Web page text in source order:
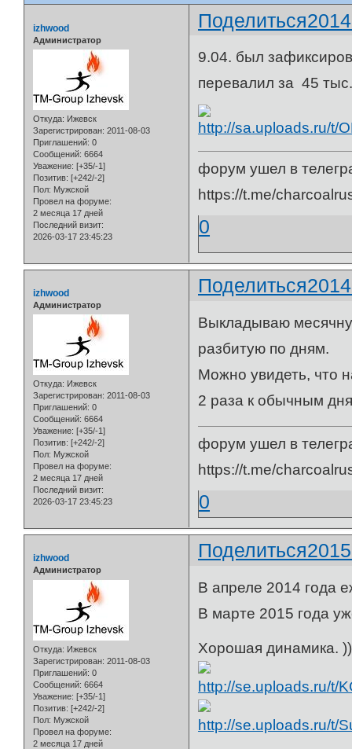
Поделиться
izhwood
Администратор
Откуда: Ижевск
Зарегистрирован: 2011-08-03
Приглашений: 0
Сообщений: 6664
Уважение: [+35/-1]
Позитив: [+242/-2]
Пол: Мужской
Провел на форуме:
2 месяца 17 дней
Последний визит:
2026-03-17 23:45:23
9.04. был
перевалил за 45
форум ушел в
https://t.me/
0
Поделиться
izhwood
Администратор
Откуда: Ижевск
Зарегистрирован: 2011-08-03
Приглашений: 0
Сообщений: 6664
Уважение: [+35/-1]
Позитив: [+242/-2]
Пол: Мужской
Провел на форуме:
2 месяца 17 дней
Последний визит:
2026-03-17 23:45:23
Выкладываю
разбитую по дням.
Можно увидеть, что
2 раза к обычным
форум ушел в
https://t.me/
0
Поделиться
izhwood
Администратор
Откуда: Ижевск
Зарегистрирован: 2011-08-03
Приглашений: 0
Сообщений: 6664
Уважение: [+35/-1]
Позитив: [+242/-2]
Пол: Мужской
Провел на форуме:
2 месяца 17 дней
В апреле 2014 года
В марте 2015 года
Хорошая динамика.